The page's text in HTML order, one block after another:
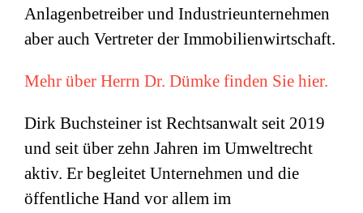
Anlagenbetreiber und Industrieunternehmen
aber auch Vertreter der Immobilienwirtschaft.
Mehr über Herrn Dr. Dümke finden Sie hier.
Dirk Buchsteiner ist Rechtsanwalt seit 2019
und seit über zehn Jahren im Umweltrecht
aktiv. Er begleitet Unternehmen und die
öffentliche Hand vor allem im